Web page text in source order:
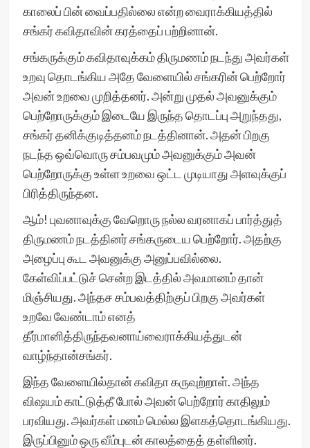
காலைப் பின் வைப்பதில்லை என்ற வைராக்கியத்தில்
சங்கர் கவிதாவின் கரத்தைப் பற்றினான்.
சங்கருக்கும் கவிதாவுக்கம் திருமணம் நடந்து அவர்கள்
உறவு தொடங்கிய அதே வேளையில் சங்கரின் பெற்றோர்
அவன் உறவை முறித்தனர். அன்று முதல் அவனுக்கும்
பெற்றோருக்கும் இடையே இருந்த தொடப்பு அறுந்தது,
சங்கர் தனிக்குடித்தனம் நடத்தினான். அதன் பிறகு
நடந்த ஒவ்வொரு சம்பவமும் அவனுக்கும் அவன்
பெற்றோருக்கு உள்ள உறவை ஒட்ட முடியாது அளவுக்குப்
பிரித்திருந்தன.
ஆம்! புவனாவுக்கு வேறொரு நல்ல வரனாகப் பார்த்துத்
திருமணம் நடத்தினர் சங்கருடைய பெற்றோர். அதற்கு
அழைப்பு கூட அவனுக்கு அனுப்பவில்லை.
கேள்விப்பட்டுச் சென்ற இடத்தில் அவமானம் தான்
மிஞ்சியது. அந்தச சம்பவத்திற்குப் பிறகு அவர்கள்
உறவே வேண்டாம் எனத்
தீர்மானித்திருந்தவனாய்வைராக்கியத்துடன்
வாழ்ந்தான்சங்கர்.
இந்த வேளையில்தான் கவிதா கருவுற்றாள். அந்த
விஷயம் காட்டுத்தீ போல் அவன் பெற்றோர் காதிலும்
பரவியது. அவர்கள் மனம் மெல்ல இளகத்தொடங்கியது.
இருப்பினும் ஒரு வீம்புடன் காலத்தைத் தள்ளினர்.